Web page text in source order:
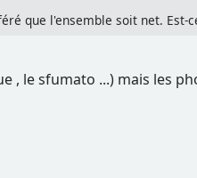
que l'ensemble soit net.
, le sfumato ...) mais les